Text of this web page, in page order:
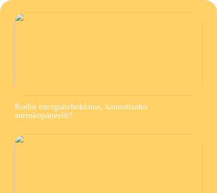
Kodin energiatehokkuus, kannattaako
aurinkopaneelit?